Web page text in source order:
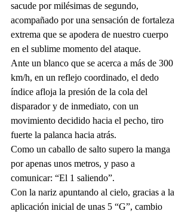
sacude por milésimas de segundo,
acompañado por una sensación de fortaleza
extrema que se apodera de nuestro cuerpo
en el sublime momento del ataque.
Ante un blanco que se acerca a más de 300
km/h, en un reflejo coordinado, el dedo
índice afloja la presión de la cola del
disparador y de inmediato, con un
movimiento decidido hacia el pecho, tiro
fuerte la palanca hacia atrás.
Como un caballo de salto supero la manga
por apenas unos metros, y paso a
comunicar: “El 1 saliendo”.
Con la nariz apuntando al cielo, gracias a la
aplicación inicial de unas 5 “G”, cambio